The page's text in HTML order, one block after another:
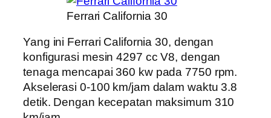
Ferrari California 30
Yang ini Ferrari California 30, dengan
konfigurasi mesin 4297 cc V8, dengan
tenaga mencapai 360 kw pada 7750 rpm.
Akselerasi 0-100 km/jam dalam waktu 3.8
detik. Dengan kecepatan maksimum 310